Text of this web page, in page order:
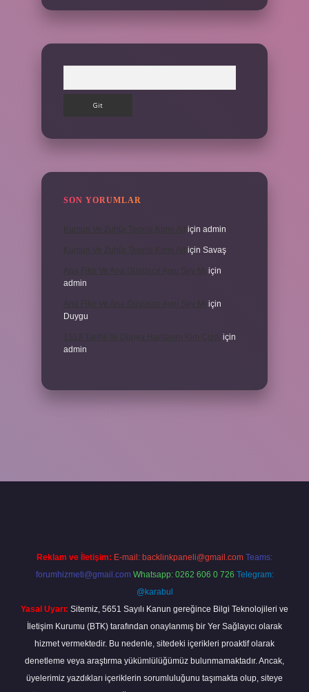
SON YORUMLAR
için admin
için Savaş
için
admin
için
Duygu
için
admin
Reklam ve İletişim: E-mail: backlinkpaneli@gmail.com Teams:
forumhizmeti@gmail.com Whatsapp: 0262 606 0 726 Telegram:
@karabul
Yasal Uyarı: Sitemiz, 5651 Sayılı Kanun gereğince Bilgi Teknolojileri ve
İletişim Kurumu (BTK) tarafından onaylanmış bir Yer Sağlayıcı olarak
hizmet vermektedir. Bu nedenle, sitedeki içerikleri proaktif olarak
denetleme veya araştırma yükümlülüğümüz bulunmamaktadır. Ancak,
üyelerimiz yazdıkları içeriklerin sorumluluğunu taşımakta olup, siteye